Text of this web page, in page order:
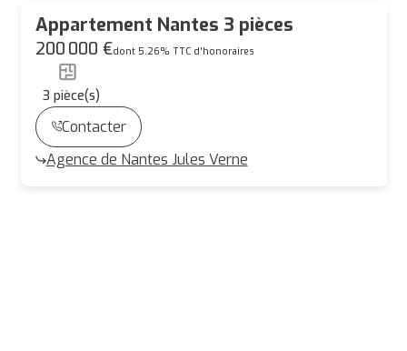
Appartement Nantes 3 pièces
200 000 €dont 5.26% TTC d'honoraires
3 pièce(s)
Contacter
Agence de Nantes Jules Verne